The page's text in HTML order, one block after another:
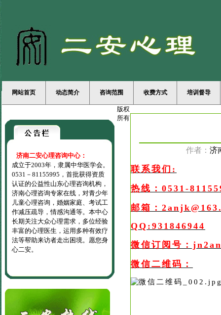
网站首页 动态简介 咨询范围 收费方式 培训督导
济南二安心理咨询中心：
成立于2003年，隶属中华医学会。
0531－81155995，首批获得资质
认证的公益性山东心理咨询机构，
济南心理咨询专家在线，对青少年
儿童心理咨询，婚姻家庭、考试工
作减压疏导，情感沟通等。本中心
长期关注大众心理需求，多位经验
丰富的心理医生，运用多种有效疗
法等帮助来访者走出困境。愿您身
心二安。
作者： 济
联系我们:
热线：0531-
邮箱：
QQ:931846944
微信订阅号：
微信二维码：
版权
所有